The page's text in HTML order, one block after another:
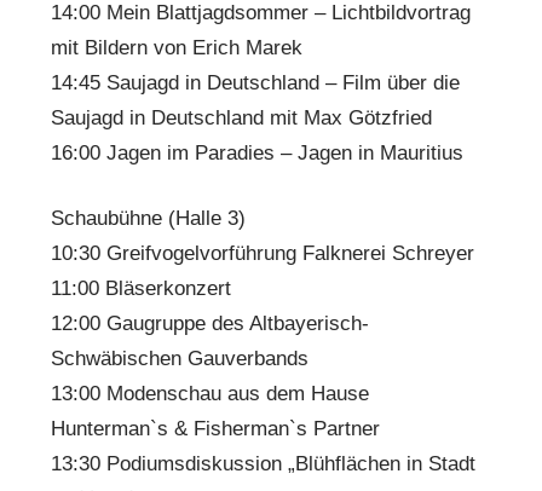
14:00 Mein Blattjagdsommer – Lichtbildvortrag
mit Bildern von Erich Marek
14:45 Saujagd in Deutschland – Film über die
Saujagd in Deutschland mit Max Götzfried
16:00 Jagen im Paradies – Jagen in Mauritius
Schaubühne (Halle 3)
10:30 Greifvogelvorführung Falknerei Schreyer
11:00 Bläserkonzert
12:00 Gaugruppe des Altbayerisch-
Schwäbischen Gauverbands
13:00 Modenschau aus dem Hause
Hunterman`s & Fisherman`s Partner
13:30 Podiumsdiskussion „Blühflächen in Stadt